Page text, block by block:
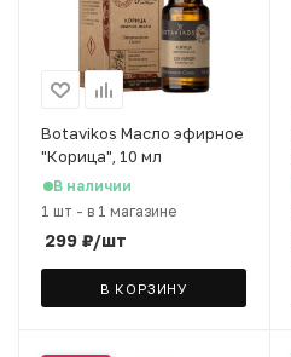
Botavikos Масло эфирное
"Корица", 10 мл
В наличии
1 шт - в 1 магазине
299 ₽/шт
В КОРЗИНУ